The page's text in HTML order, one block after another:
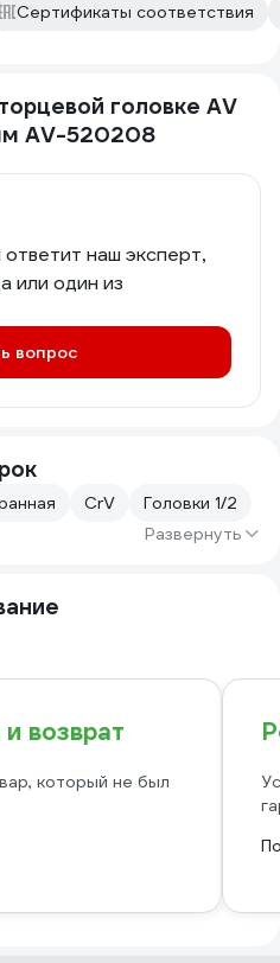
Сертификаты соответствия
головке AV
AV-520208
наш эксперт,
или один из
вопрос
CrV
Головки 1/2
Развернуть
возврат
который не был